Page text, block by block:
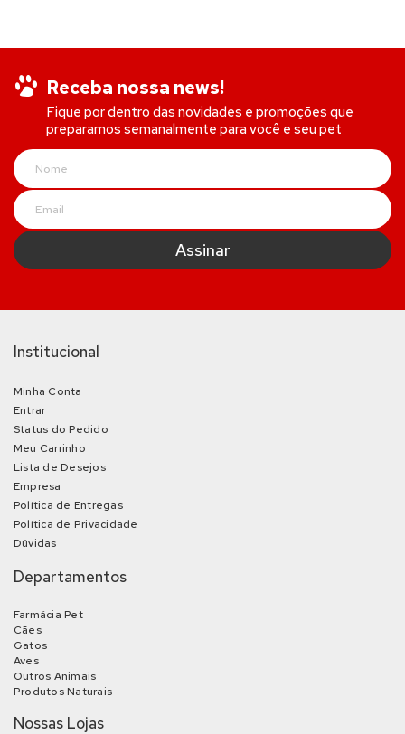
Receba nossa news!
Fique por dentro das novidades e promoções que
preparamos semanalmente para você e seu pet
Institucional
Minha Conta
Entrar
Status do Pedido
Meu Carrinho
Lista de Desejos
Empresa
Política de Entregas
Política de Privacidade
Dúvidas
Departamentos
Farmácia Pet
Cães
Gatos
Aves
Outros Animais
Produtos Naturais
Nossas Lojas